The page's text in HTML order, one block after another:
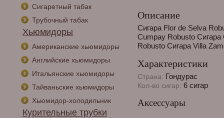
Сигаретный табак
Трубочный табак
Хьюмидоры
Американские хьюмидоры
Английские хьюмидоры
Итальянские хьюмидоры
Тайваньские хьюмидоры
Хьюмидор-холодильник
Курительные трубки
Описание
Сигара Flor de Selva
Cumpay Robusto
Robusto Сигара Villa
Характеристики
Страна: Гондурас
Кол-во сигар: 6 сигар
Аксессуары